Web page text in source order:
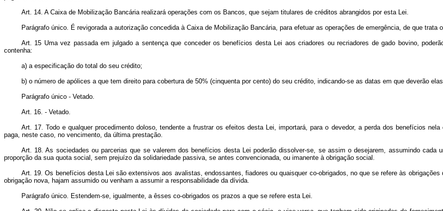
Art. 14. A Caixa de Mobilização Bancária realizará operações com os Bancos, que sejam titulares de créditos abrangidos por esta Lei.
Parágrafo único. É revigorada a autorização concedida à Caixa de Mobilização Bancária, para efetuar as operações de emergência, de que trata o
Art. 15 Uma vez passada em julgado a sentença que conceder os benefícios desta Lei aos criadores ou recriadores de gado bovino,
contenha:
a) a especificação do total do seu crédito;
b) o número de apólices a que tem direito para cobertura de 50% (cinquenta por cento) do seu crédito, indicando-se as datas em que deverão
Parágrafo único - Vetado.
Art. 16. - Vetado.
Art. 17. Todo e qualquer procedimento doloso, tendente a frustrar os efeitos desta Lei, importará, para o devedor, a perda dos benefícios
paga, neste caso, no vencimento, da última prestação.
Art. 18. As sociedades ou parcerias que se valerem dos benefícios desta Lei poderão dissolver-se, se assim o desejarem, assumindo
proporção da sua quota social, sem prejuízo da solidariedade passiva, se antes convencionada, ou imanente à obrigação social.
Art. 19. Os benefícios desta Lei são extensivos aos avalistas, endossantes, fiadores ou quaisquer co-obrigados, no que se refere às
obrigação nova, hajam assumido ou venham a assumir a responsabilidade da dívida.
Parágrafo único. Estendem-se, igualmente, a êsses co-obrigados os prazos a que se refere esta Lei.